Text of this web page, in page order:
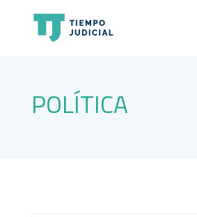
POLÍTICA